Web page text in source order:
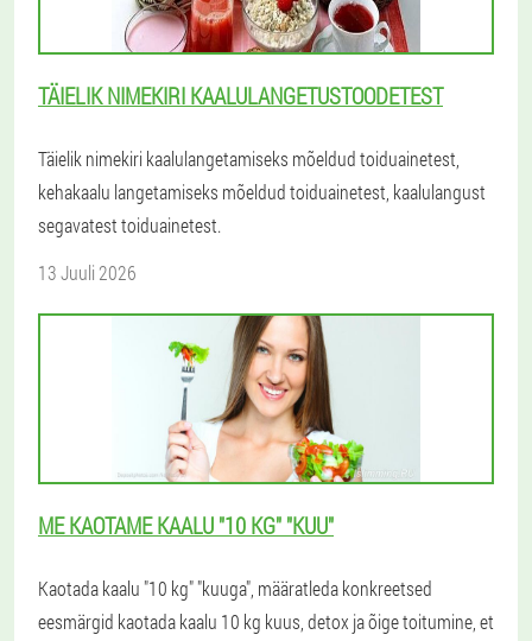
TÄIELIK NIMEKIRI KAALULANGETUSTOODETEST
Täielik nimekiri kaalulangetamiseks mõeldud toiduainetest,
kehakaalu langetamiseks mõeldud toiduainetest, kaalulangust
segavatest toiduainetest.
13 Juuli 2026
ME KAOTAME KAALU "10 KG" "KUU"
Kaotada kaalu "10 kg" "kuuga", määratleda konkreetsed
eesmärgid kaotada kaalu 10 kg kuus, detox ja õige toitumine, et